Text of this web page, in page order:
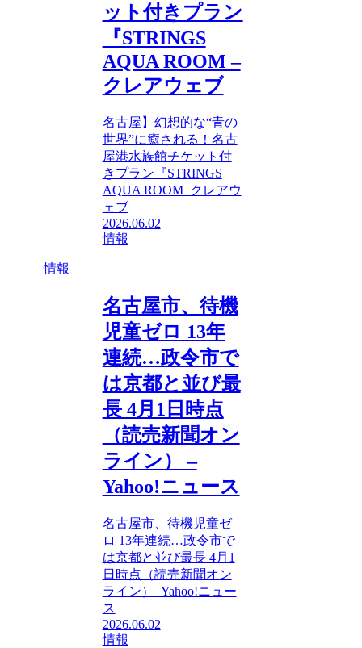
ット付きプラン
『STRINGS
AQUA ROOM –
クレアウェブ
名古屋】幻想的な“青の
世界”に癒される！名古
屋港水族館チケット付
きプラン『STRINGS
AQUA ROOM クレアウ
ェブ
2026.06.02
情報
情報
名古屋市、待機
児童ゼロ 13年
連続…政令市で
は京都と並び最
長 4月1日時点
（読売新聞オン
ライン） –
Yahoo!ニュース
名古屋市、待機児童ゼ
ロ 13年連続…政令市で
は京都と並び最長 4月1
日時点（読売新聞オン
ライン） Yahoo!ニュー
ス
2026.06.02
情報